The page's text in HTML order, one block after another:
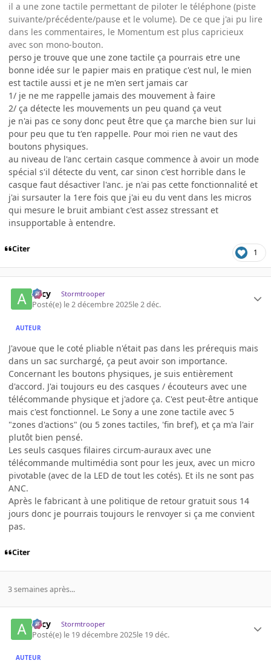
il a une zone tactile permettant de piloter le téléphone (piste
suivante/précédente/pause et le volume). De ce que j'ai pu lire
dans les commentaires, le Momentum est plus capricieux
avec son mono-bouton.
perso je trouve que une zone tactile ça pourrais etre une
bonne idée sur le papier mais en pratique c'est nul, le mien
est tactile aussi et je ne m'en sert jamais car
1/ je ne me rappelle jamais des mouvement à faire
2/ ça détecte les mouvements un peu quand ça veut
je n'ai pas ce sony donc peut être que ça marche bien sur lui
pour peu que tu t'en rappelle. Pour moi rien ne vaut des
boutons physiques.
au niveau de l'anc certain casque commence à avoir un mode
spécial s'il détecte du vent, car sinon c'est horrible dans le
casque faut désactiver l'anc. je n'ai pas cette fonctionnalité et
j'ai sursauter la 1ere fois que j'ai eu du vent dans les micros
qui mesure le bruit ambiant c'est assez stressant et
insupportable à entendre.
Citer 1
Arcy Stormtrooper
Posté(e) le 2 décembre 2025le 2 déc.
AUTEUR
J'avoue que le coté pliable n'était pas dans les prérequis mais
dans un sac surchargé, ça peut avoir son importance.
Concernant les boutons physiques, je suis entièrement
d'accord. J'ai toujours eu des casques / écouteurs avec une
télécommande physique et j'adore ça. C'est peut-être antique
mais c'est fonctionnel. Le Sony a une zone tactile avec 5
"zones d'actions" (ou 5 zones tactiles, 'fin bref), et ça m'a l'air
plutôt bien pensé.
Les seuls casques filaires circum-auraux avec une
télécommande multimédia sont pour les jeux, avec un micro
pivotable (avec de la LED de tout les cotés). Et ils ne sont pas
ANC.
Après le fabricant à une politique de retour gratuit sous 14
jours donc je pourrais toujours le renvoyer si ça me convient
pas.
Citer
3 semaines après...
Arcy Stormtrooper
Posté(e) le 19 décembre 2025le 19 déc.
AUTEUR